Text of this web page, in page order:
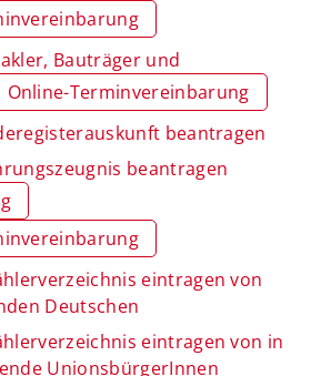
Bauträger und
Online-Terminvereinbarung
beantragen
beantragen
eintragen von
Deutschen
eintragen von in
UnionsbürgerInnen